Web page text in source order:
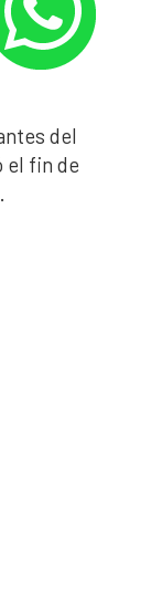
del
el fin de